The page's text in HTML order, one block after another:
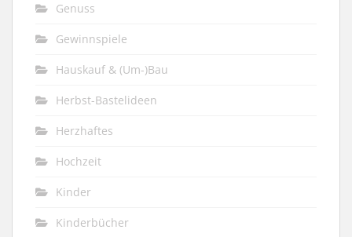
Genuss
Gewinnspiele
Hauskauf & (Um-)Bau
Herbst-Bastelideen
Herzhaftes
Hochzeit
Kinder
Kinderbücher